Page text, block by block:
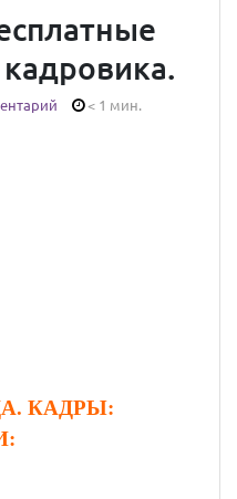
< 1 мин.
КАДРЫ: